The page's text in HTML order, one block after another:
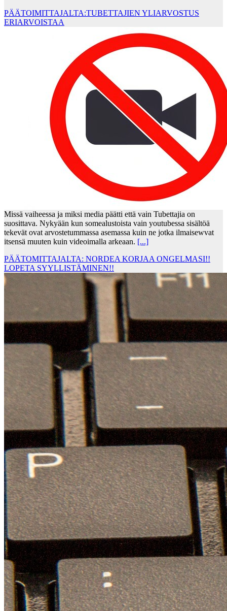
PÄÄTOIMITTAJALTA:TUBETTAJIEN YLIARVOSTUS
ERIARVOISTAA
Missä vaiheessa ja miksi media päätti että vain Tubettajia on
suosittava. Nykyään kun somealustoista vain youtubessa sisältöä
tekevät ovat arvostetummassa asemassa kuin ne jotka ilmaisewvat
itsensä muuten kuin videoimalla arkeaan. [...]
PÄÄTOMITTAJALTA: NORDEA KORJAA ONGELMASI!!
LOPETA SYYLLISTÄMINEN!!